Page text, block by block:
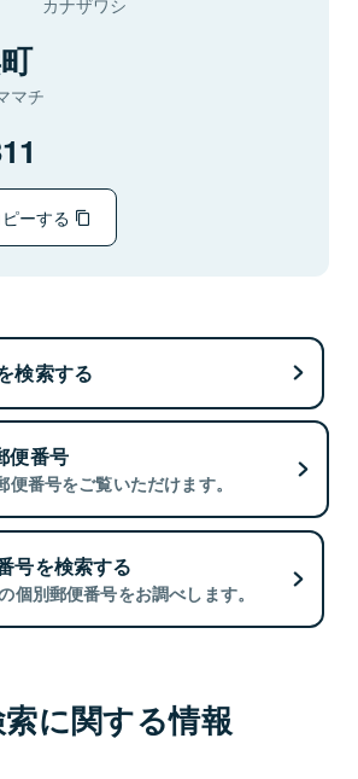
カナザワシ
マチ
ーする
検索する
便番号
番号をご覧いただけます。
号を検索する
個別郵便番号をお調べします。
に関する情報